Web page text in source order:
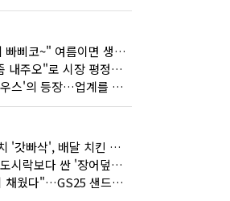
"삐삐리 빠삐코~" 여름이면 생각나는 그 노래
"시간 좀 내주오"로 시장 평정한 하이마트
'빙그레우스'의 등장…업계를 흔든 '세계관' 마케팅
맘스터치 '갓빠삭', 배달 치킨 선입견을 바꿨다
편의점 도시락보다 싼 '장어덮밥'…오뚜기가 해냈다
"끝까지 채웠다"…GS25 샌드위치의 달라진 '속'사정